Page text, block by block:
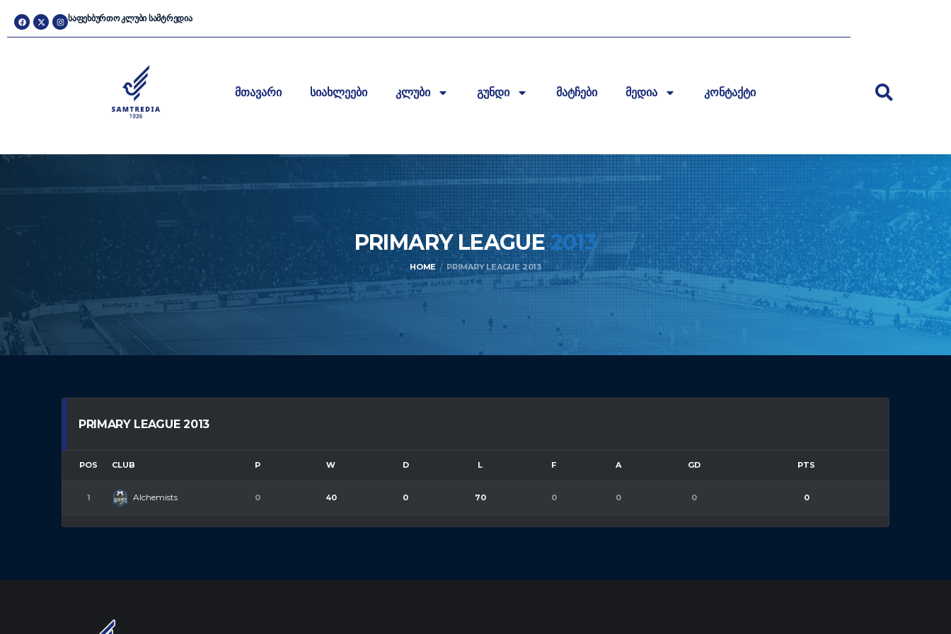
ᲡᲐᲤᲔᲮᲑᲣᲠᲗᲝ ᲙᲚᲣᲑᲘ ᲡᲐᲛᲢᲠᲔᲓᲘᲐ
მთავარი სიახლეები კლუბი გუნდი მატჩები მედია კონტაქტი
PRIMARY LEAGUE2013
HOME PRIMARY LEAGUE 2013
PRIMARY LEAGUE 2013
POS CLUB P W D L F A GD PTS
1 Alchemists 0 40 0 70 0 0 0 0